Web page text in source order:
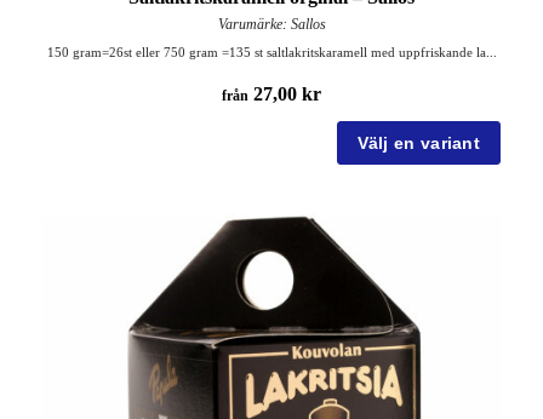
Varumärke: Sallos
150 gram=26st eller 750 gram =135 st saltlakritskaramell med uppfriskande la...
från 27,00 kr